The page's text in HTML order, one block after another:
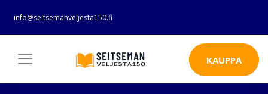
info@seitsemanveljesta150.fi
KAUPPA